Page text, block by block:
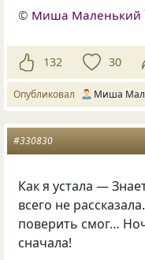
© Миша Маленький
132 30
Опубликовал Миша
#330830
Как я устала —
всего не
поверить смог…
сначала!